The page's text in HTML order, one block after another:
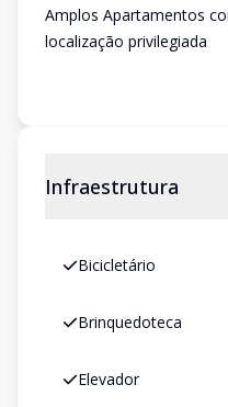
Amplos Apartamentos
localização privilegiada
Infraestrutura
Bicicletário
Brinquedoteca
Elevador